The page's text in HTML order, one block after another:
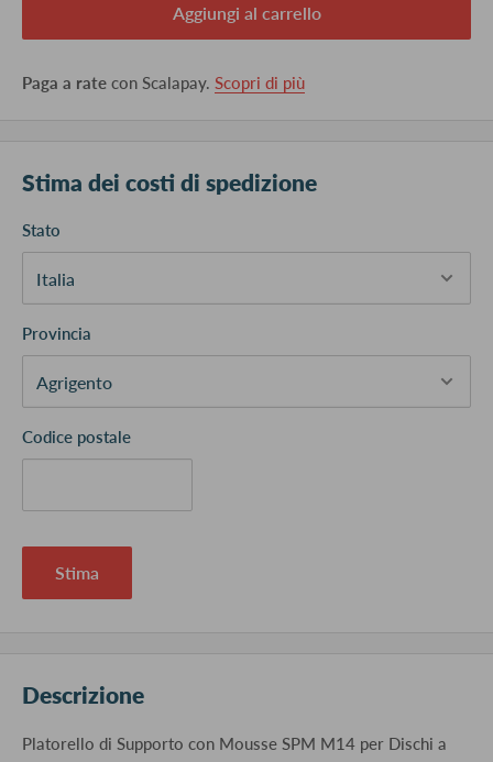
Aggiungi al carrello
Paga a rate con Scalapay. Scopri di più
Stima dei costi di spedizione
Stato
Provincia
Codice postale
Stima
Descrizione
Platorello di Supporto con Mousse SPM M14 per Dischi a